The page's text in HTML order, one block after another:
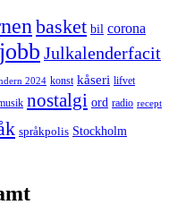
basket bil corona
jobb Julkalenderfacit
2024 konst kåseri lifvet
nostalgi ord radio recept
språkpolis Stockholm